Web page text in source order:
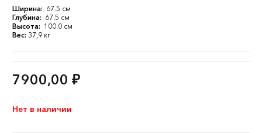
Ширина: 67.5 см
Глубина: 67.5 см
Высота: 100.0 см
Вес: 37,9 кг
7900,00 ₽
Нет в наличии